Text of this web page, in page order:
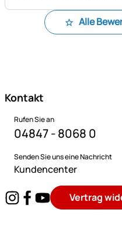
Alle
Kontakt
Rufen Sie an
04847 - 8068 0
Senden Sie uns eine Nachricht
Kundencenter
Vertrag